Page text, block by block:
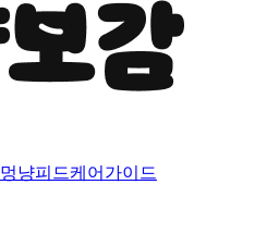
멍냥피드케어가이드